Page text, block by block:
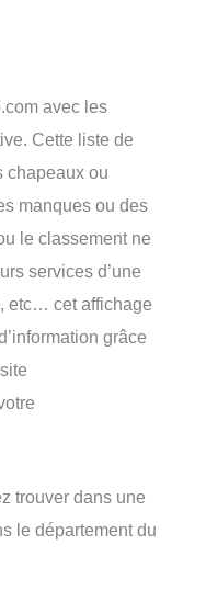
avec les
Cette liste de
chapeaux ou
manques ou des
le classement ne
services d’une
etc… cet affichage
grâce
trouver dans une
le département du